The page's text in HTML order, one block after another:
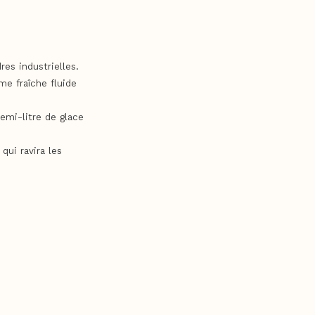
industrielles.
fraîche fluide
litre de glace
ravira les